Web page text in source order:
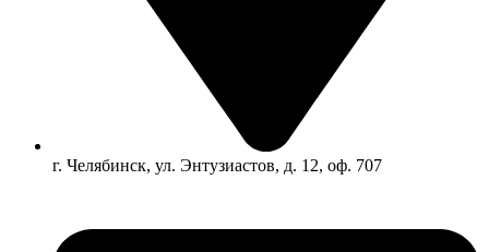
г. Челябинск, ул. Энтузиастов, д. 12, оф. 707